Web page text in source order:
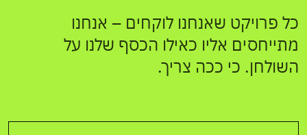
כל פרויקט שאנחנו לוקחים – אנחנו
מתייחסים אליו כאילו הכסף שלנו על
השולחן. כי ככה צריך.